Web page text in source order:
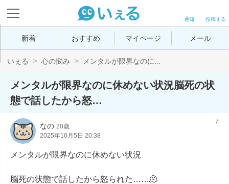
投稿する
通知
新着 おすすめ マイページ メール
いぇる 心の悩み メンタルが限界なのに...
メンタルが限界なのに休めない状況脳死の状
態で話したから怒…
なの 20歳
2025年10月5日 20:38
7
メンタルが限界なのに休めない状況
脳死の状態で話したから怒られた……🫠